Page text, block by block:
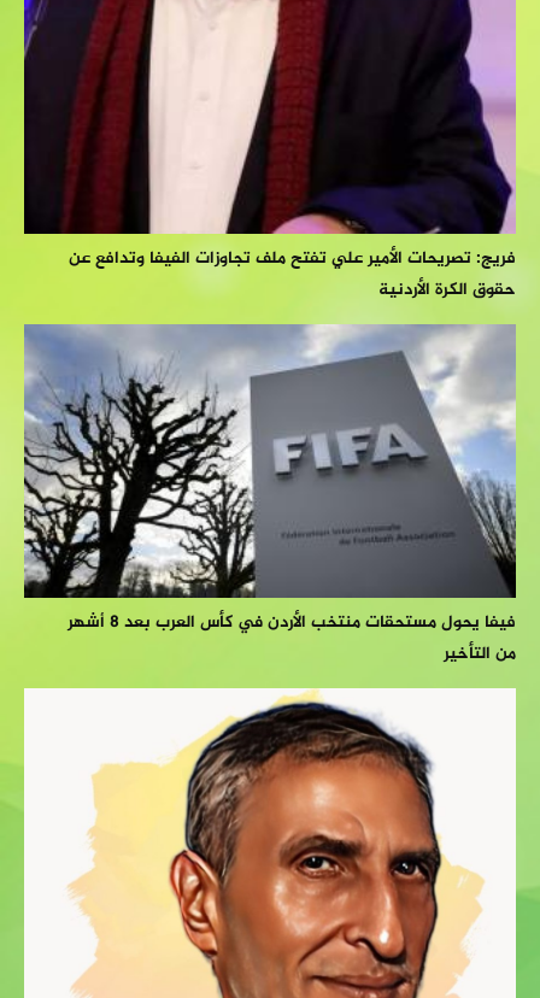
فريج: تصريحات الأمير علي تفتح ملف تجاوزات الفيفا وتدافع عن
حقوق الكرة الأردنية
فيفا يحول مستحقات منتخب الأردن في كأس العرب بعد 8 أشهر
من التأخير